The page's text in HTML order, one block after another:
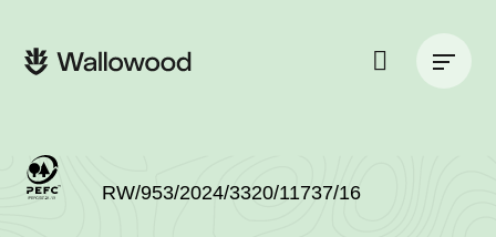
RW/953/2024/3320/11737/16